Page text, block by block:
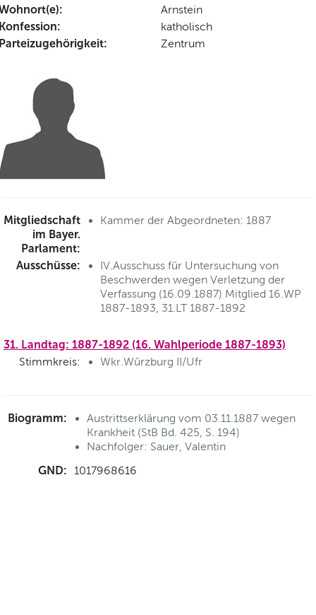
Arnstein
katholisch
Zentrum
Mitgliedschaft
im Bayer.
Parlament:
Kammer der Abgeordneten: 1887
Ausschüsse:
IV.Ausschuss für Untersuchung von
Beschwerden wegen Verletzung der
Verfassung (16.09.1887) Mitglied 16.WP
1887-1893, 31.LT 1887-1892
31. Landtag: 1887-1892 (16. Wahlperiode 1887-1893)
Stimmkreis: Wkr.Würzburg II/Ufr
Biogramm:
Austrittserklärung vom 03.11.1887 wegen
Krankheit (StB Bd. 425, S. 194)
Nachfolger: Sauer, Valentin
GND: 1017968616